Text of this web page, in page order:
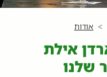
> אודות
אילת
שלנו